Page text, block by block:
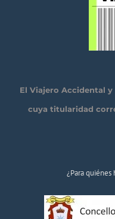
El Viajero Accidental
cuya titularidad
¿Para